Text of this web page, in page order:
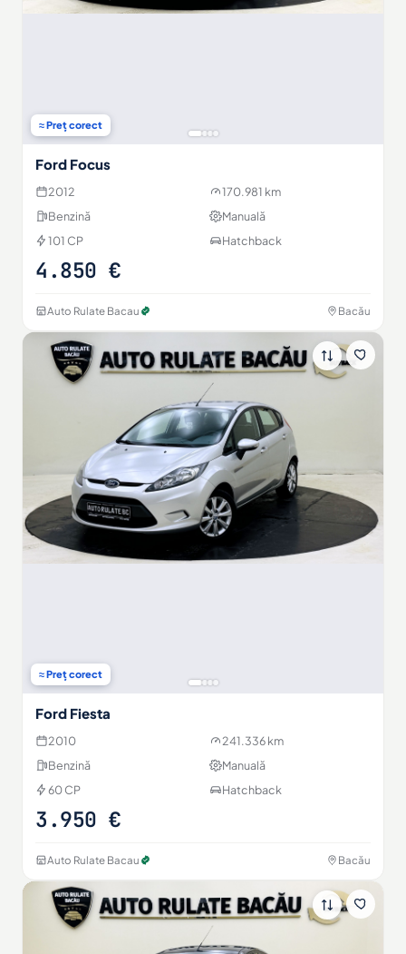
≈ Preț corect
Ford Focus
2012
170.981 km
Benzină
Manuală
101 CP
Hatchback
4.850 €
Auto Rulate Bacau Bacău
≈ Preț corect
Ford Fiesta
2010
241.336 km
Benzină
Manuală
60 CP
Hatchback
3.950 €
Auto Rulate Bacau Bacău